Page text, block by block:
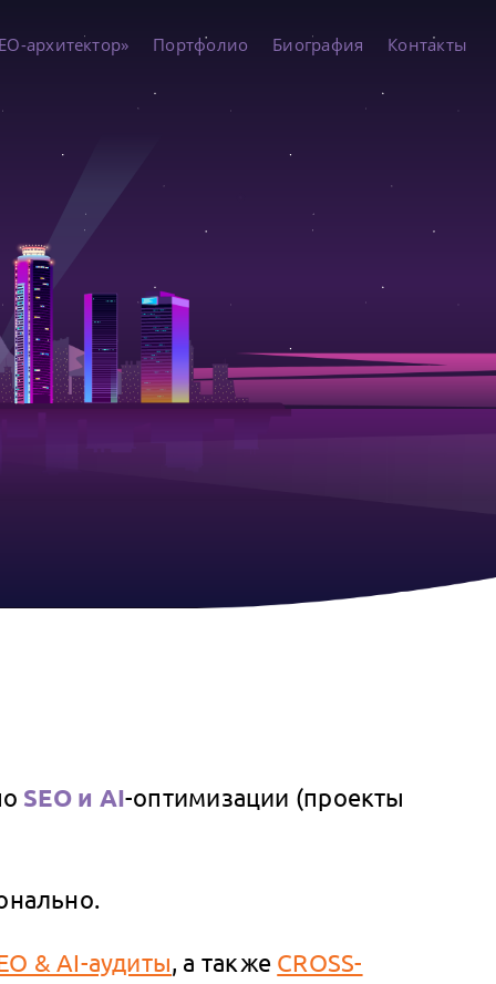
архитектор» Портфолио Биография Контакты
SEO и AI-оптимизации (проекты
& AI-аудиты, а также CROSS-